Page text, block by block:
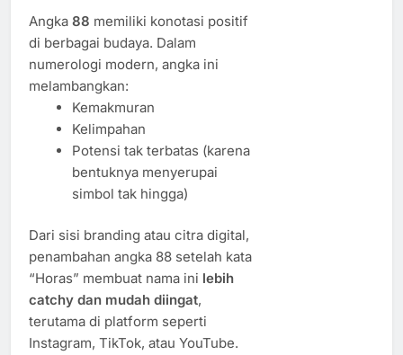
Angka 88 memiliki konotasi positif
di berbagai budaya. Dalam
numerologi modern, angka ini
melambangkan:
Kemakmuran
Kelimpahan
Potensi tak terbatas (karena
bentuknya menyerupai
simbol tak hingga)
Dari sisi branding atau citra digital,
penambahan angka 88 setelah kata
“Horas” membuat nama ini lebih
catchy dan mudah diingat,
terutama di platform seperti
Instagram, TikTok, atau YouTube.